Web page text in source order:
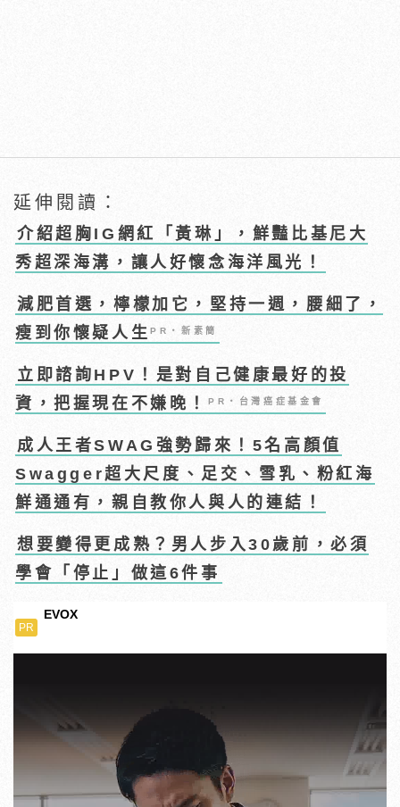
延伸閱讀：
介紹超胸IG網紅「黃琳」，鮮豔比基尼大
秀超深海溝，讓人好懷念海洋風光！
減肥首選，檸檬加它，堅持一週，腰細了，
瘦到你懷疑人生PR・新素簡
立即諮詢HPV！是對自己健康最好的投
資，把握現在不嫌晚！PR・台灣癌症基金會
成人王者SWAG強勢歸來！5名高顏值
Swagger超大尺度、足交、雪乳、粉紅海
鮮通通有，親自教你人與人的連結！
想要變得更成熟？男人步入30歲前，必須
學會「停止」做這6件事
PR
EVOX